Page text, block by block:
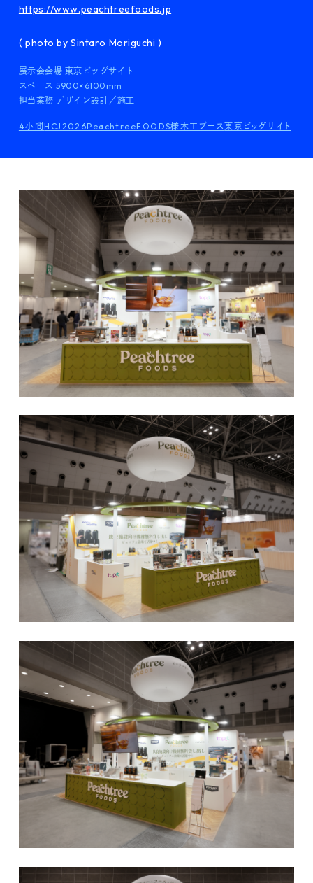
X
Instagram
https://www.peachtreefoods.jp
( photo by Sintaro Moriguchi )
展示会会場 東京ビッグサイト
スペース 5900×6100mm
担当業務 デザイン設計／施工
4小間 HCJ2026PeachtreeFOODS様木工ブース東京ビッグサイト